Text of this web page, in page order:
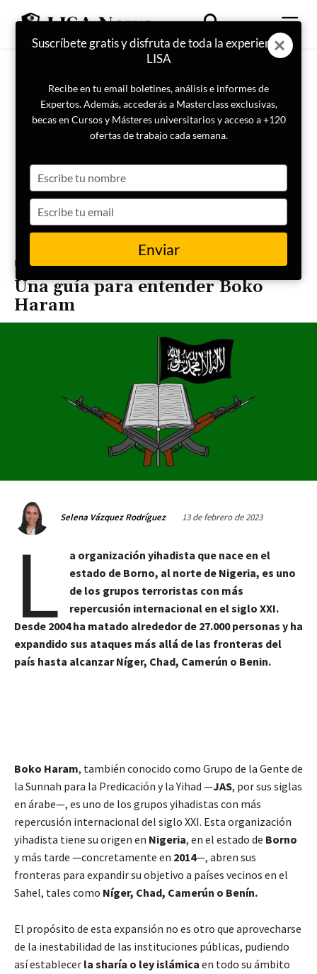
Portada Actualidad
Una guía para entender Boko
Haram
Selena Vázquez Rodríguez 13 de febrero de 2023
L
a organización yihadista que nace en el
estado de Borno, al norte de Nigeria, es uno
de los grupos terroristas con más
repercusión internacional en el siglo XXI.
Desde 2004 ha matado alrededor de 27.000 personas y ha
expandido sus ataques más allá de las fronteras del
país hasta alcanzar Níger, Chad, Camerún o Benin.
Boko Haram, también conocido como Grupo de la Gente de
la Sunnah para la Predicación y la Yihad —JAS, por sus siglas
en árabe—, es uno de los grupos yihadistas con más
repercusión internacional del siglo XXI. Esta organización
yihadista tiene su origen en Nigeria, en el estado de Borno
y más tarde —concretamente en 2014—, abren sus
fronteras para expandir su objetivo a países vecinos en el
Sahel, tales como Níger, Chad, Camerún o Benín.
El propósito de esta expansión no es otro que aprovecharse
de la inestabilidad de las instituciones públicas, pudiendo
así establecer la sharía o ley islámica en todo su ámbito
Suscríbete gratis y disfruta de toda la experiencia
LISA
Recibe en tu email boletines, análisis e informes de
Expertos. Además, accederás a Masterclass exclusivas,
becas en Cursos y Másteres universitarios y acceso a +120
ofertas de trabajo cada semana.
your
name
your
email
Enviar